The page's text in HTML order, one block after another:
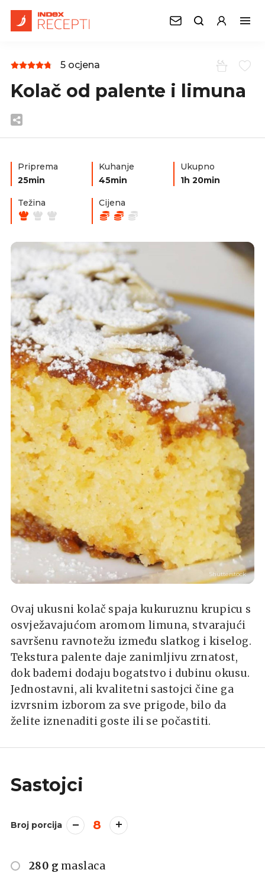
5 ocjena
Kolač od palente i limuna
Priprema
25min
Kuhanje
45min
Ukupno
1h 20min
Težina Cijena
Shutterstock
Ovaj ukusni kolač spaja kukuruznu krupicu s
osvježavajućom aromom limuna, stvarajući
savršenu ravnotežu između slatkog i kiselog.
Tekstura palente daje zanimljivu zrnatost,
dok bademi dodaju bogatstvo i dubinu okusu.
Jednostavni, ali kvalitetni sastojci čine ga
izvrsnim izborom za sve prigode, bilo da
želite iznenaditi goste ili se počastiti.
Sastojci
Broj porcija 8
280 g maslaca